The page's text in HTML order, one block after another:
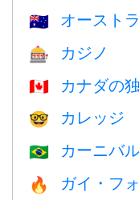
🇦🇺 オースト
🎰 カジノ
🇨🇦 カナダの
🤓 カレッジ
🇧🇷 カーニバ
🔥 ガイ・フ